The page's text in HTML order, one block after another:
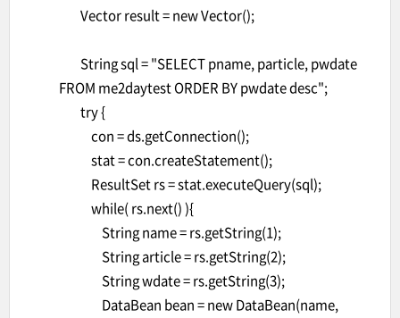
Vector result = new Vector();
String sql = "SELECT pname, particle, pwdate
FROM me2daytest ORDER BY pwdate desc";
try {
con = ds.getConnection();
stat = con.createStatement();
ResultSet rs = stat.executeQuery(sql);
while( rs.next() ){
String name = rs.getString(1);
String article = rs.getString(2);
String wdate = rs.getString(3);
DataBean bean = new DataBean(name,